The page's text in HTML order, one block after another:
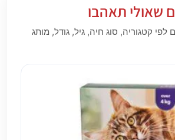
שאולי תאהבו
לפי קטגוריה, סוג חיה, גיל, גודל, מותג